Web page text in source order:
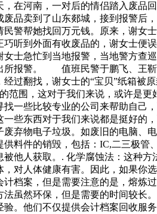
在河南，一对后的情侣踏入废品
废品卖到了山东郯城，接到报警
民警帮她找回万元钱。原来，谢女
巧听到外面有收废品的，谢女士
女士急忙到当地报警，当地警方查
所报警。 值班民警于鹏飞、王靳
经过翻找，谢女士的“宝贝”纸箱
范围，这对于我们来说，或许是
找一些比较专业的公司来帮助自己
一些东西对于我们来说都是挺好的
废弃物电子垃圾。如废旧的电脑、
料件的销毁，包括：IC,二三极
他人获取。. 化学腐蚀法：这种
对人体健康有害。因此，如果你
计档案，但是需要注意的是，熔炼
虽然环保，但是需要的时间较长
。他们不仅提供会计档案回收服